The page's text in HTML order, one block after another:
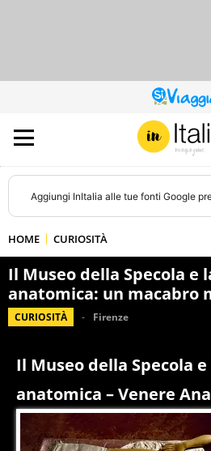
SITO
DI
Aggiungi InItalia alle tue fonti Google
HOME CURIOSITÀ
Il Museo della Specola e
anatomica: un macabro
CURIOSITÀ Firenze
Il Museo della Specola
anatomica – Venere